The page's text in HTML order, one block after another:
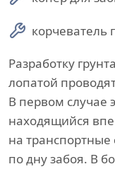
корчеватель
Разработку
лопатой
В первом случае
находящийся
на транспортные
по дну забоя. В